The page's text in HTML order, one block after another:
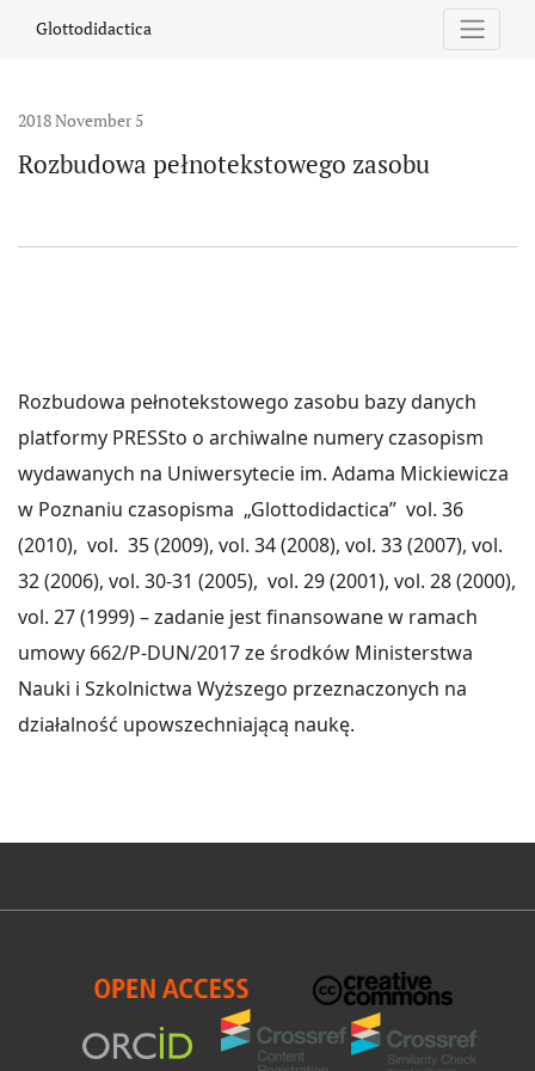
Glottodidactica
2018 November 5
Rozbudowa pełnotekstowego zasobu
Rozbudowa pełnotekstowego zasobu bazy danych
platformy PRESSto o archiwalne numery czasopism
wydawanych na Uniwersytecie im. Adama Mickiewicza
w Poznaniu czasopisma „Glottodidactica” vol. 36
(2010), vol. 35 (2009), vol. 34 (2008), vol. 33 (2007), vol.
32 (2006), vol. 30-31 (2005), vol. 29 (2001), vol. 28 (2000),
vol. 27 (1999) – zadanie jest finansowane w ramach
umowy 662/P-DUN/2017 ze środków Ministerstwa
Nauki i Szkolnictwa Wyższego przeznaczonych na
działalność upowszechniającą naukę.